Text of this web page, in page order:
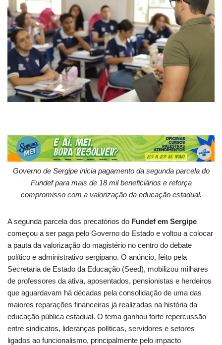
Governo de Sergipe inicia pagamento da segunda parcela do
Fundef para mais de 18 mil beneficiários e reforça
compromisso com a valorização da educação estadual.
A segunda parcela dos precatórios do Fundef em Sergipe
começou a ser paga pelo Governo do Estado e voltou a colocar
a pauta da valorização do magistério no centro do debate
político e administrativo sergipano. O anúncio, feito pela
Secretaria de Estado da Educação (Seed), mobilizou milhares
de professores da ativa, aposentados, pensionistas e herdeiros
que aguardavam há décadas pela consolidação de uma das
maiores reparações financeiras já realizadas na história da
educação pública estadual. O tema ganhou forte repercussão
entre sindicatos, lideranças políticas, servidores e setores
ligados ao funcionalismo, principalmente pelo impacto